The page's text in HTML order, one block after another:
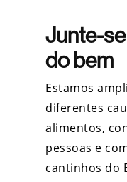
Junte-
do bem
Estamos
diferentes
alimentos,
pessoas e
cantinhos do